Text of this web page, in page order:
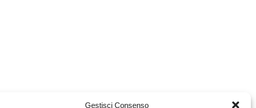
Gestisci Consenso